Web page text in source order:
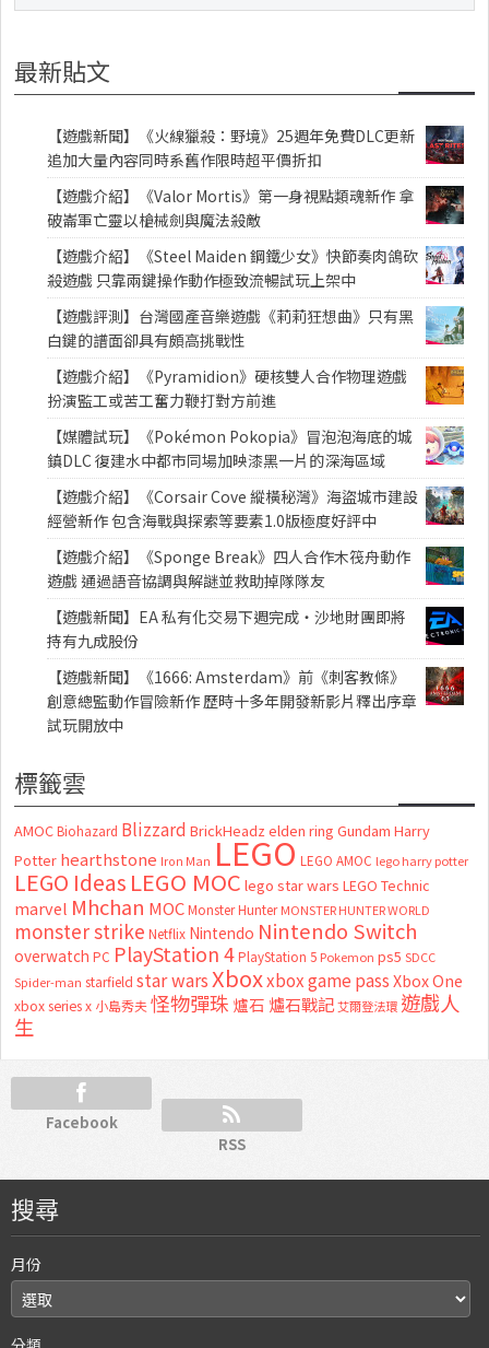
最新貼文
【遊戲新聞】《火線獵殺：野境》25週年免費DLC更新
追加大量內容同時系舊作限時超平價折扣
【遊戲介紹】《Valor Mortis》第一身視點類魂新作 拿
破崙軍亡靈以槍械劍與魔法殺敵
【遊戲介紹】《Steel Maiden 鋼鐵少女》快節奏肉鴿砍
殺遊戲 只靠兩鍵操作動作極致流暢試玩上架中
【遊戲評測】台灣國產音樂遊戲《莉莉狂想曲》只有黑
白鍵的譜面卻具有頗高挑戰性
【遊戲介紹】《Pyramidion》硬核雙人合作物理遊戲
扮演監工或苦工奮力鞭打對方前進
【媒體試玩】《Pokémon Pokopia》冒泡泡海底的城
鎮DLC 復建水中都市同場加映漆黑一片的深海區域
【遊戲介紹】《Corsair Cove 縱橫秘灣》海盜城市建設
經營新作 包含海戰與探索等要素1.0版極度好評中
【遊戲介紹】《Sponge Break》四人合作木筏舟動作
遊戲 通過語音協調與解謎並救助掉隊隊友
【遊戲新聞】EA 私有化交易下週完成・沙地財團即將
持有九成股份
【遊戲新聞】《1666: Amsterdam》前《刺客教條》
創意總監動作冒險新作 歷時十多年開發新影片釋出序章
試玩開放中
標籤雲
AMOC Biohazard Blizzard BrickHeadz elden ring Gundam Harry
Potter hearthstone Iron Man LEGO LEGO AMOC lego harry potter
LEGO Ideas LEGO MOC lego star wars LEGO Technic
marvel Mhchan MOC Monster Hunter MONSTER HUNTER WORLD
monster strike Netflix Nintendo Nintendo Switch
overwatch PC PlayStation 4 PlayStation 5 Pokemon ps5 SDCC
Spider-man starfield star warsXboxxbox game passXbox One
xbox series x 小島秀夫怪物彈珠 爐石 爐石戰記艾爾登法環 遊戲人
生
Facebook
RSS
搜尋
月份